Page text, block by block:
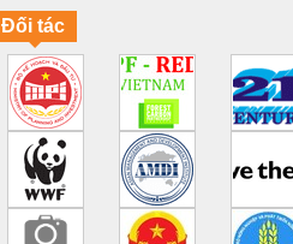
Tháng 6/2016 phá vỡ kỷ lục nhiệt toàn cầu
Biến đổi khí hậu và một tương lai lạc quan
100% năng lượng tái tạo
Mục tiêu cho khí hậu và năng lượng của EU
vào năm 2030
Hãy tiết kiệm năng lượng!
Bạn có hiểu đúng về biến đổi khí hậu?
Ngày Đại dương Thế giới 2016: Lời hứa với
đại dương
Thế giới đại dương trên tranh vẽ
Hổ: Tôi không phải tấm thảm!
Đối tác